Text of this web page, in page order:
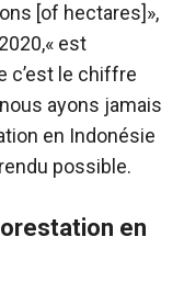
[of hectares]»,
est
c’est le chiffre
ayons jamais
en Indonésie
possible.
en